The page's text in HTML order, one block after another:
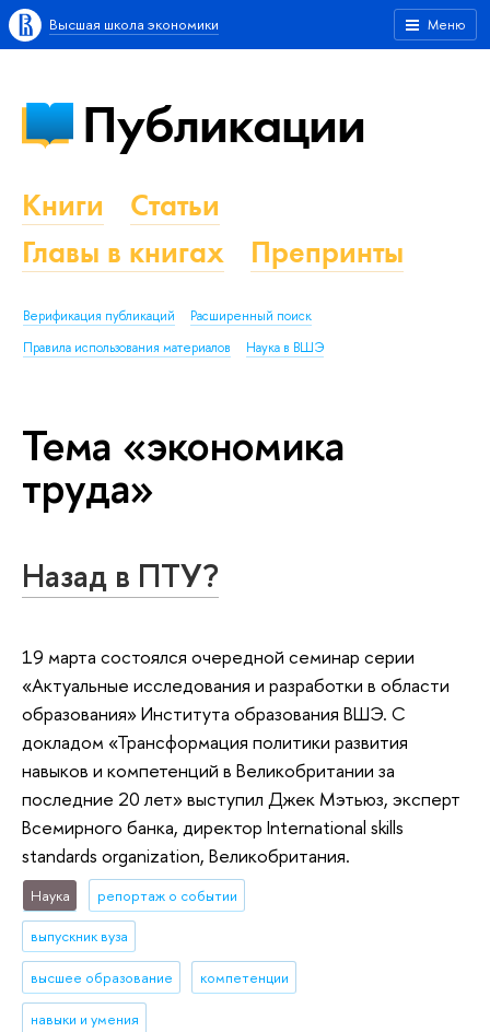
Меню
Высшая школа экономики
Публикации
Книги
Статьи
Главы в книгах
Препринты
Верификация публикаций
Расширенный поиск
Правила использования материалов
Наука в ВШЭ
Тема «экономика
труда»
Назад в ПТУ?
19 марта состоялся очередной семинар серии
«Актуальные исследования и разработки в области
образования» Института образования ВШЭ. С
докладом «Трансформация политики развития
навыков и компетенций в Великобритании за
последние 20 лет» выступил Джек Мэтьюз, эксперт
Всемирного банка, директор International skills
standards organization, Великобритания.
Наука репортаж о событии
выпускник вуза
высшее образование компетенции
навыки и умения